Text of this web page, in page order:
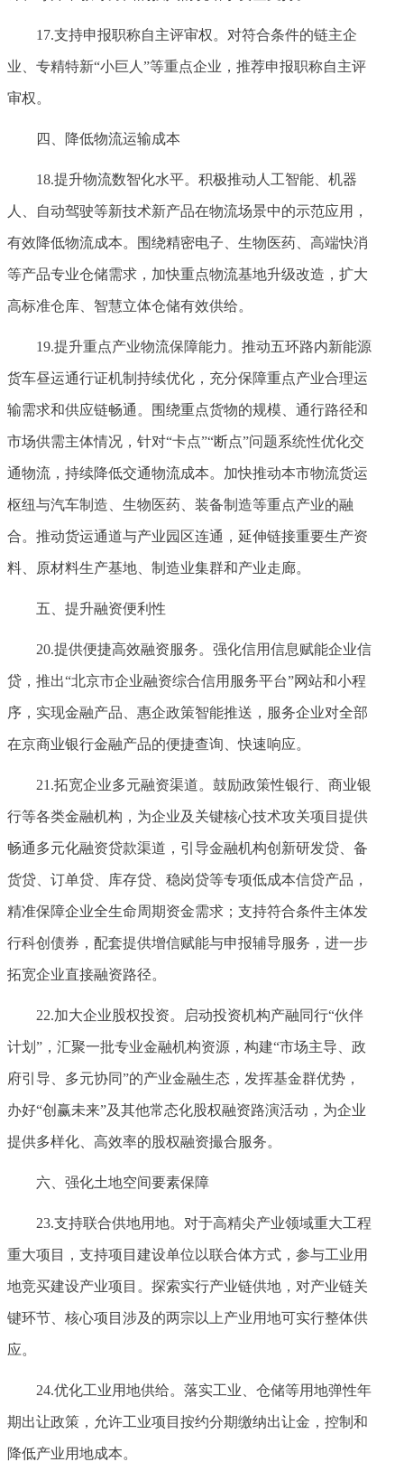
17.支持申报职称自主评审权。对符合条件的链主企
业、专精特新“小巨人”等重点企业，推荐申报职称自主评
审权。
四、降低物流运输成本
18.提升物流数智化水平。积极推动人工智能、机器
人、自动驾驶等新技术新产品在物流场景中的示范应用，
有效降低物流成本。围绕精密电子、生物医药、高端快消
等产品专业仓储需求，加快重点物流基地升级改造，扩大
高标准仓库、智慧立体仓储有效供给。
19.提升重点产业物流保障能力。推动五环路内新能源
货车昼运通行证机制持续优化，充分保障重点产业合理运
输需求和供应链畅通。围绕重点货物的规模、通行路径和
市场供需主体情况，针对“卡点”“断点”问题系统性优化交
通物流，持续降低交通物流成本。加快推动本市物流货运
枢纽与汽车制造、生物医药、装备制造等重点产业的融
合。推动货运通道与产业园区连通，延伸链接重要生产资
料、原材料生产基地、制造业集群和产业走廊。
五、提升融资便利性
20.提供便捷高效融资服务。强化信用信息赋能企业信
贷，推出“北京市企业融资综合信用服务平台”网站和小程
序，实现金融产品、惠企政策智能推送，服务企业对全部
在京商业银行金融产品的便捷查询、快速响应。
21.拓宽企业多元融资渠道。鼓励政策性银行、商业银
行等各类金融机构，为企业及关键核心技术攻关项目提供
畅通多元化融资贷款渠道，引导金融机构创新研发贷、备
货贷、订单贷、库存贷、稳岗贷等专项低成本信贷产品，
精准保障企业全生命周期资金需求；支持符合条件主体发
行科创债券，配套提供增信赋能与申报辅导服务，进一步
拓宽企业直接融资路径。
22.加大企业股权投资。启动投资机构产融同行“伙伴
计划”，汇聚一批专业金融机构资源，构建“市场主导、政
府引导、多元协同”的产业金融生态，发挥基金群优势，
办好“创赢未来”及其他常态化股权融资路演活动，为企业
提供多样化、高效率的股权融资撮合服务。
六、强化土地空间要素保障
23.支持联合供地用地。对于高精尖产业领域重大工程
重大项目，支持项目建设单位以联合体方式，参与工业用
地竞买建设产业项目。探索实行产业链供地，对产业链关
键环节、核心项目涉及的两宗以上产业用地可实行整体供
应。
24.优化工业用地供给。落实工业、仓储等用地弹性年
期出让政策，允许工业项目按约分期缴纳出让金，控制和
降低产业用地成本。